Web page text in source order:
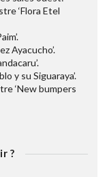
‘Flora Etel
Ayacucho’.
y su Siguaraya’.
‘New bumpers
?